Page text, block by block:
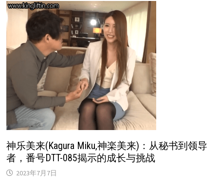
神乐美来(Kagura Miku,神楽美来)：从秘书到领导
者，番号DTT-085揭示的成长与挑战
2023年7月7日